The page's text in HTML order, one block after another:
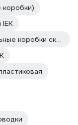
Черные (внутренние распределительные коробки скрытой установки)